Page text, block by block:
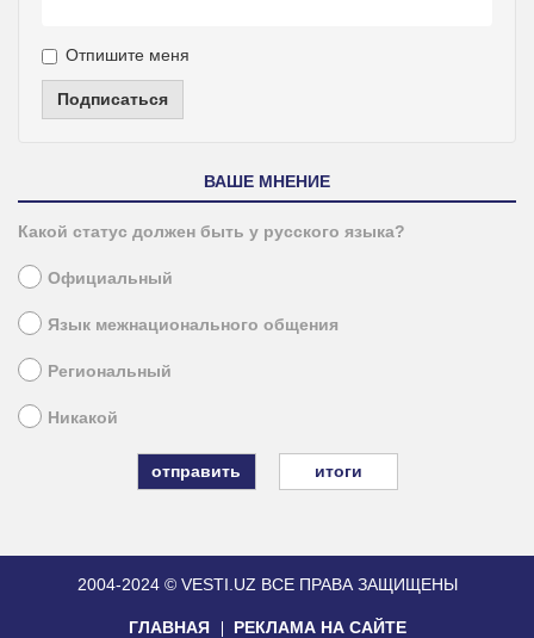
Отпишите меня
Подписаться
ВАШЕ МНЕНИЕ
Какой статус должен быть у русского языка?
Официальный
Язык межнационального общения
Региональный
Никакой
итоги
2004-2024 © VESTI.UZ ВСЕ ПРАВА ЗАЩИЩЕНЫ
ГЛАВНАЯ РЕКЛАМА НА САЙТЕ